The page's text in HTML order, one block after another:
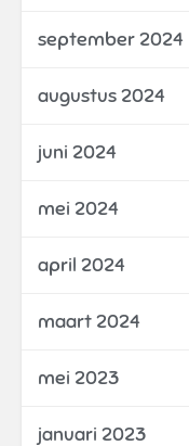
september 2024
augustus 2024
juni 2024
mei 2024
april 2024
maart 2024
mei 2023
januari 2023